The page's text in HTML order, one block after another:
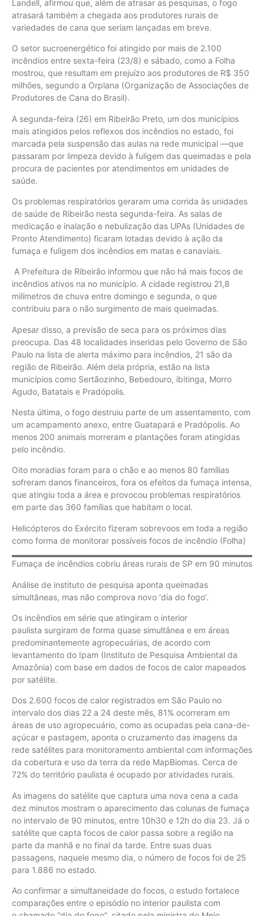
Landell, afirmou que, além de atrasar as pesquisas, o fogo
atrasará também a chegada aos produtores rurais de
variedades de cana que seriam lançadas em breve.
O setor sucroenergético foi atingido por mais de 2.100
incêndios entre sexta-feira (23/8) e sábado, como a Folha
mostrou, que resultam em prejuízo aos produtores de R$ 350
milhões, segundo a Orplana (Organização de Associações de
Produtores de Cana do Brasil).
A segunda-feira (26) em Ribeirão Preto, um dos municípios
mais atingidos pelos reflexos dos incêndios no estado, foi
marcada pela suspensão das aulas na rede municipal —que
passaram por limpeza devido à fuligem das queimadas e pela
procura de pacientes por atendimentos em unidades de
saúde.
Os problemas respiratórios geraram uma corrida às unidades
de saúde de Ribeirão nesta segunda-feira. As salas de
medicação e inalação e nebulização das UPAs (Unidades de
Pronto Atendimento) ficaram lotadas devido à ação da
fumaça e fuligem dos incêndios em matas e canaviais.
A Prefeitura de Ribeirão informou que não há mais focos de
incêndios ativos na no município. A cidade registrou 21,8
milímetros de chuva entre domingo e segunda, o que
contribuiu para o não surgimento de mais queimadas.
Apesar disso, a previsão de seca para os próximos dias
preocupa. Das 48 localidades inseridas pelo Governo de São
Paulo na lista de alerta máximo para incêndios, 21 são da
região de Ribeirão. Além dela própria, estão na lista
municípios como Sertãozinho, Bebedouro, ibitinga, Morro
Agudo, Batatais e Pradópolis.
Nesta última, o fogo destruiu parte de um assentamento, com
um acampamento anexo, entre Guatapará e Pradópolis. Ao
menos 200 animais morreram e plantações foram atingidas
pelo incêndio.
Oito moradias foram para o chão e ao menos 80 famílias
sofreram danos financeiros, fora os efeitos da fumaça intensa,
que atingiu toda a área e provocou problemas respiratórios
em parte das 360 famílias que habitam o local.
Helicópteros do Exército fizeram sobrevoos em toda a região
como forma de monitorar possíveis focos de incêndio (Folha)
Fumaça de incêndios cobriu áreas rurais de SP em 90 minutos
Análise de instituto de pesquisa aponta queimadas
simultâneas, mas não comprova novo ‘dia do fogo’.
Os incêndios em série que atingiram o interior
paulista surgiram de forma quase simultânea e em áreas
predominantemente agropecuárias, de acordo com
levantamento do Ipam (Instituto de Pesquisa Ambiental da
Amazônia) com base em dados de focos de calor mapeados
por satélite.
Dos 2.600 focos de calor registrados em São Paulo no
intervalo dos dias 22 a 24 deste mês, 81% ocorreram em
áreas de uso agropecuário, como as ocupadas pela cana-de-
açúcar e pastagem, aponta o cruzamento das imagens da
rede satélites para monitoramento ambiental com informações
da cobertura e uso da terra da rede MapBiomas. Cerca de
72% do território paulista é ocupado por atividades rurais.
As imagens do satélite que captura uma nova cena a cada
dez minutos mostram o aparecimento das colunas de fumaça
no intervalo de 90 minutos, entre 10h30 e 12h do dia 23. Já o
satélite que capta focos de calor passa sobre a região na
parte da manhã e no final da tarde. Entre suas duas
passagens, naquele mesmo dia, o número de focos foi de 25
para 1.886 no estado.
Ao confirmar a simultaneidade do focos, o estudo fortalece
comparações entre o episódio no interior paulista com